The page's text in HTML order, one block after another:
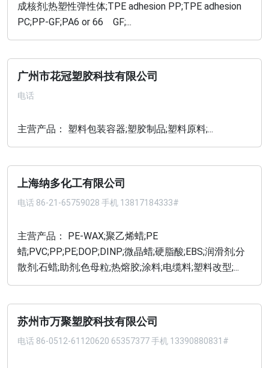
成核剂;热塑性弹性体;TPE adhesion PP;TPE adhesion
PC;PP-GF;PA6 or 66 GF;...
广州市花冠塑胶科技有限公司
电话
主营产品： 塑料包装容器;塑胶制品;塑料原料;...
上海纳多化工有限公司
电话 86-21-65759028 手机 13817184333#
主营产品： PE-WAX;聚乙烯蜡;PE
蜡;PVC;PP;PE;DOP;DINP;微晶蜡;硬脂酸;EBS;润滑剂;分
散剂;石蜡;助剂;色母粒;热熔胶;涂料;电缆料;塑料改型;...
苏州市万聚塑胶科技有限公司
电话 86-0512-61120620 65357377 手机 13390880831#